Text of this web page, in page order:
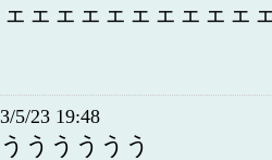
ェェェェェェェェェ
5/23 19:48
ううううう